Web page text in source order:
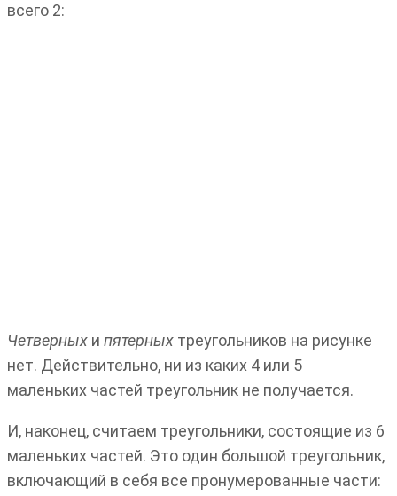
всего 2:
Четверных и пятерных треугольников на рисунке
нет. Действительно, ни из каких 4 или 5
маленьких частей треугольник не получается.
И, наконец, считаем треугольники, состоящие из 6
маленьких частей. Это один большой треугольник,
включающий в себя все пронумерованные части: